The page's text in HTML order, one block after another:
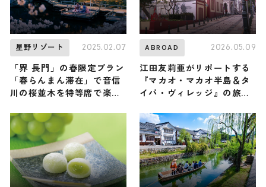
星野リゾート 2025.02.07
「界 長門」の春限定プラン
「春らんまん滞在」で音信
川の桜並木を特等席で楽し
ABROAD 2026.05.09
江田友莉亜がリポートする
『マカオ・マカオ半島＆タ
イパ・ヴィレッジ』の旅！
ルメを紹介 2026年5月9日
放送